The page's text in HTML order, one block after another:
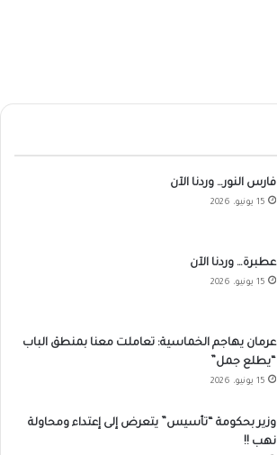
فارس النور… وردنا الآن
15 يونيو، 2026
عطبرة… وردنا الآن
15 يونيو، 2026
عرمان يهاجم الخماسية: تعاملت معنا بمنطق الباب
“يطلع جمل”
15 يونيو، 2026
وزير بحكومة “تأسيس” يتعرض إلى إعتداء ومحاولة
نهب !!